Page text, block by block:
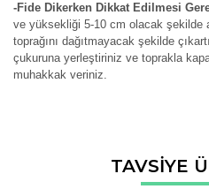
-Fide Dikerken Dikkat Edilmesi
ve yüksekliği 5-10 cm olacak şekilde
toprağını dağıtmayacak şekilde
çukuruna yerleştiriniz ve toprakla
muhakkak veriniz.
Bu ürünün fiyat bilgisi, resim,
konularda yetersiz gördüğünüz
TAVSİYE